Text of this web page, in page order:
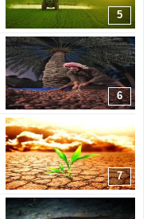
5
6
7